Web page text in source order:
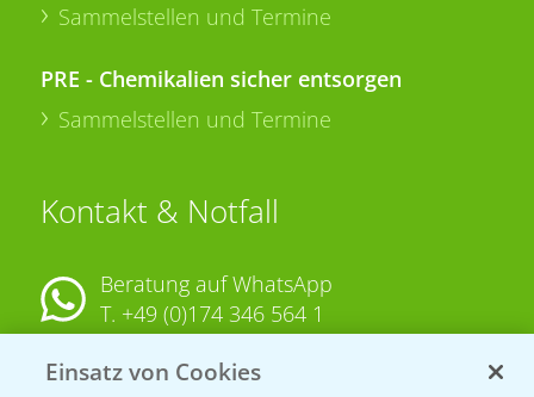
Sammelstellen und Termine
PRE - Chemikalien sicher entsorgen
Sammelstellen und Termine
Kontakt & Notfall
Beratung auf WhatsApp
T. +49 (0)174 346 564 1
KONTAKT
Einsatz von Cookies